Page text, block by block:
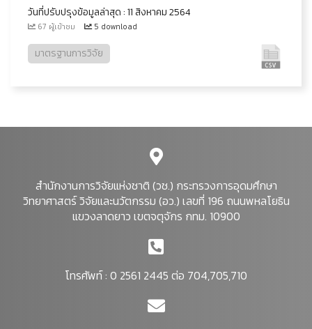
วันที่ปรับปรุงข้อมูลล่าสุด : 11 สิงหาคม 2564
67 ผู้เข้าชม 5 download
มาตรฐานการวิจัย
สำนักงานการวิจัยแห่งชาติ (วช.) กระทรวงการอุดมศึกษา
วิทยาศาสตร์ วิจัยและนวัตกรรม (อว.) เลขที่ 196 ถนนพหลโยธิน
แขวงลาดยาว เขตจตุจักร กทม. 10900
โทรศัพท์ : 0 2561 2445 ต่อ 704,705,710